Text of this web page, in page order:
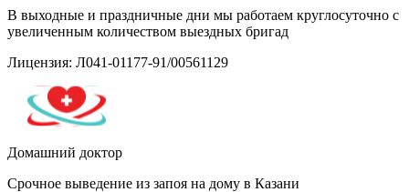
В выходные и праздничные дни мы работаем круглосуточно с
увеличенным количеством выездных бригад
Лицензия: Л041-01177-91/00561129
Домашний доктор
Срочное выведение из запоя на дому в Казани